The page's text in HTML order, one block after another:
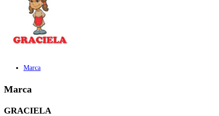
Marca
Marca
GRACIELA